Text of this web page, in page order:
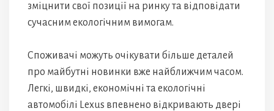
зміцнити свої позиції на ринку та відповідати
сучасним екологічним вимогам.
Споживачі можуть очікувати більше деталей
про майбутні новинки вже найближчим часом.
Легкі, швидкі, економічні та екологічні
автомобілі Lexus впевнено відкривають двері